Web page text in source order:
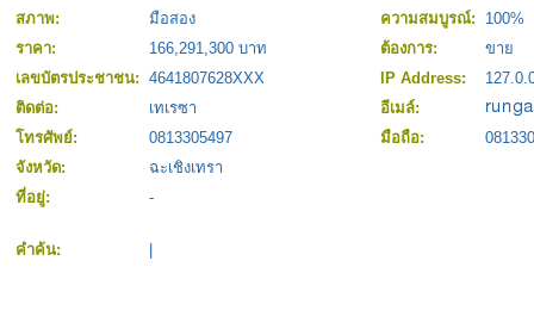
สภาพ:
มือสอง ความสมบูรณ์:
100%
ราคา:
166,291,300 บาท ต้องการ:
ขาย
เลขบัตรประชาชน: 4641807628XXX IP Address:
ติดต่อ:
เทเรซา
อีเมล์:
โทรศัพย์:
0813305497 มือถือ:
จังหวัด:
ฉะเชิงเทรา
ที่อยู่:
-
คำค้น: